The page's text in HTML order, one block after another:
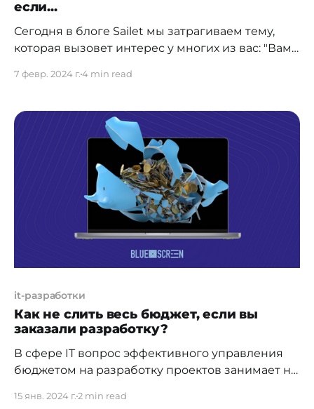
если...
Сегодня в блоге Sailet мы затрагиваем тему,
которая вызовет интерес у многих из вас: "Вам
статье каждый абзац — это инвестиция в
разработке действительно необходим вашему
бизнесу, а когда можно обойтись стандартными
решениями. Кроме того, информация окажется
ценной, предоставив вам
7 февр. 2024 г.4 min read
it-разработки
Как не слить весь бюджет, если вы
заказали разработку?
В сфере IT вопрос эффективного управления
бюджетом на разработку проектов занимает не
15 янв. 2024 г.2 min read